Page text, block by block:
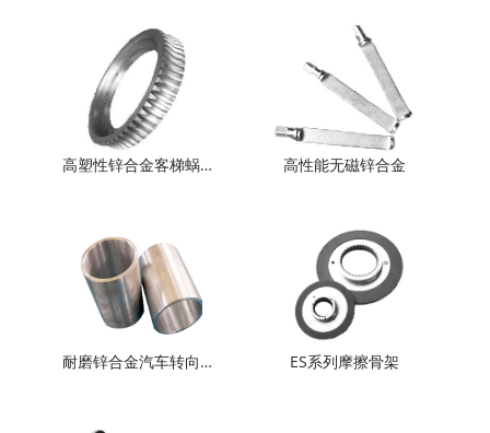
高塑性锌合金客梯蜗… 高性能无磁锌合金
耐磨锌合金汽车转向… ES系列摩擦骨架